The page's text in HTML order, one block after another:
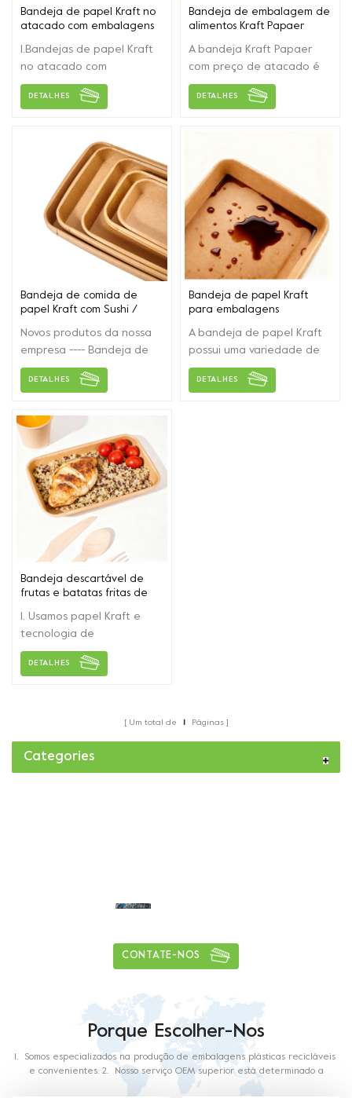
Bandeja de papel Kraft no
atacado com embalagens
1.Bandejas de papel Kraft
no atacado com
embalagens de alimentos
e alcançam segurança e
é rígido e não se deforma
facilmente. 3.Alta
qualidade e novo design.
DETALHES
Bandeja de embalagem de
alimentos Kraft Papaer
A bandeja Kraft Papaer
com preço de atacado é
usada principalmente para
embalagens de frutas /
papel Kraft atende à
segurança e saúde de
qualidade alimentar.
DETALHES
Bandeja de comida de
papel Kraft com Sushi /
Novos produtos da nossa
empresa ---- Bandeja de
papel Kraft descartável É
usado principalmente para
sushi/salada/bento/frutas/pastelaria
e outros produtos. Adota
papel Kraft de alta
qualidade, não quebra
facilmente.
DETALHES
Bandeja de papel Kraft
para embalagens
A bandeja de papel Kraft
possui uma variedade de
modelos e especificações
que podem ser
DETALHES
Bandeja descartável de
frutas e batatas fritas de
1. Usamos papel Kraft e
tecnologia de
revestimento duplo. 2. O
material impermeável e
embalagens de frutas,
bento, etc. 3.Grde
alimentar e alta qualidade
DETALHES
Um total de Páginas
Categories
CONTATE-NOS
Porque Escolher-Nos
1. Somos especializados na produção de embalagens plásticas recicláveis ​​
e convenientes. 2. Nosso serviço OEM superior está determinado a
surpreender você. 3. Com vasta experiência nesta indústria, nossa